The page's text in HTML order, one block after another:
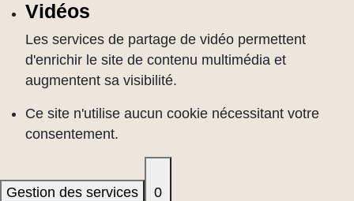
Vidéos
Les services de partage de vidéo permettent
d'enrichir le site de contenu multimédia et
augmentent sa visibilité.
Ce site n'utilise aucun cookie nécessitant votre
consentement.
Gestion des services 0